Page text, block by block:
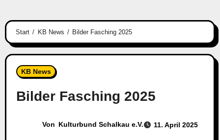
Start KB News Bilder Fasching 2025
KB News
Bilder Fasching 2025
Von Kulturbund Schalkau e.V. 11. April 2025